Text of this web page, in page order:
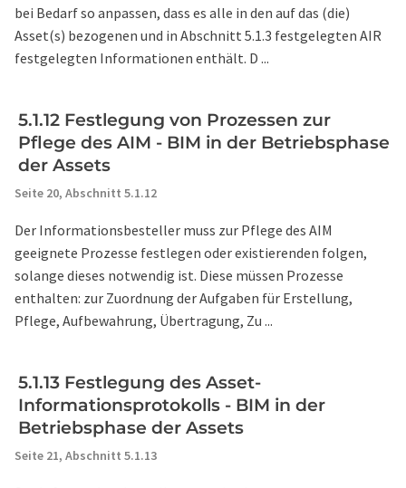
bei Bedarf so anpassen, dass es alle in den auf das (die)
Asset(s) bezogenen und in Abschnitt 5.1.3 festgelegten AIR
festgelegten Informationen enthält. D ...
5.1.12 Festlegung von Prozessen zur
Pflege des AIM - BIM in der Betriebsphase
der Assets
Seite 20, Abschnitt 5.1.12
Der Informationsbesteller muss zur Pflege des AIM
geeignete Prozesse festlegen oder existierenden folgen,
solange dieses notwendig ist. Diese müssen Prozesse
enthalten: zur Zuordnung der Aufgaben für Erstellung,
Pflege, Aufbewahrung, Übertragung, Zu ...
5.1.13 Festlegung des Asset-
Informationsprotokolls - BIM in der
Betriebsphase der Assets
Seite 21, Abschnitt 5.1.13